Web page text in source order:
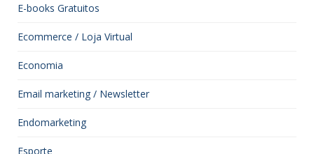
E-books Gratuitos
Ecommerce / Loja Virtual
Economia
Email marketing / Newsletter
Endomarketing
Esporte